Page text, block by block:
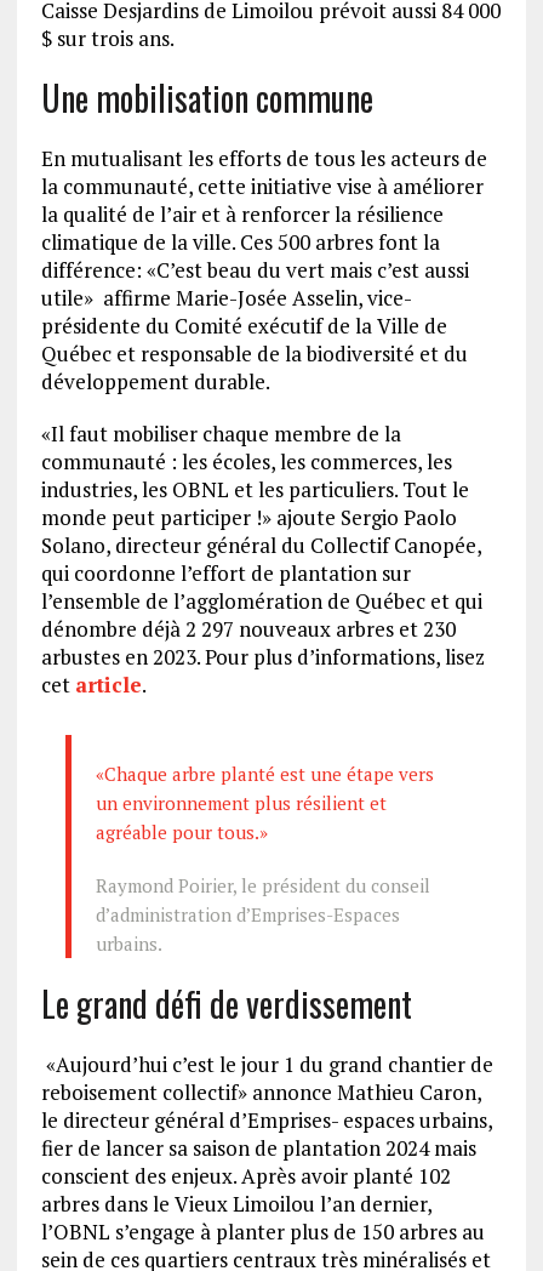
Caisse Desjardins de Limoilou prévoit aussi 84 000
$ sur trois ans.
Une mobilisation commune
En mutualisant les efforts de tous les acteurs de
la communauté, cette initiative vise à améliorer
la qualité de l’air et à renforcer la résilience
climatique de la ville. Ces 500 arbres font la
différence: «C’est beau du vert mais c’est aussi
utile» affirme Marie-Josée Asselin, vice-
présidente du Comité exécutif de la Ville de
Québec et responsable de la biodiversité et du
développement durable.
«Il faut mobiliser chaque membre de la
communauté : les écoles, les commerces, les
industries, les OBNL et les particuliers. Tout le
monde peut participer !» ajoute Sergio Paolo
Solano, directeur général du Collectif Canopée,
qui coordonne l’effort de plantation sur
l’ensemble de l’agglomération de Québec et qui
dénombre déjà 2 297 nouveaux arbres et 230
arbustes en 2023. Pour plus d’informations, lisez
cet article.
«Chaque arbre planté est une étape vers
un environnement plus résilient et
agréable pour tous.»
Raymond Poirier, le président du conseil
d’administration d’Emprises-Espaces
urbains.
Le grand défi de verdissement
«Aujourd’hui c’est le jour 1 du grand chantier de
reboisement collectif» annonce Mathieu Caron,
le directeur général d’Emprises- espaces urbains,
fier de lancer sa saison de plantation 2024 mais
conscient des enjeux. Après avoir planté 102
arbres dans le Vieux Limoilou l’an dernier,
l’OBNL s’engage à planter plus de 150 arbres au
sein de ces quartiers centraux très minéralisés et